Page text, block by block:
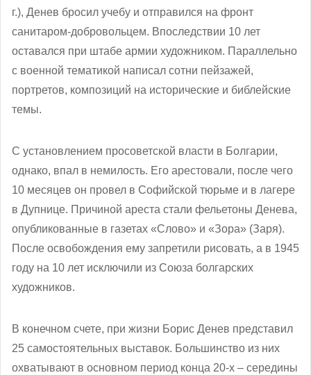
г.), Денев бросил учебу и отправился на фронт
санитаром-добровольцем. Впоследствии 10 лет
оставался при штабе армии художником. Параллельно
с военной тематикой написал сотни пейзажей,
портретов, композиций на исторические и библейские
темы.
С установлением просоветской власти в Болгарии,
однако, впал в немилость. Его арестовали, после чего
10 месяцев он провел в Софийской тюрьме и в лагере
в Дупнице. Причиной ареста стали фельетоны Денева,
опубликованные в газетах «Слово» и «Зора» (Заря).
После освобождения ему запретили рисовать, а в 1945
году на 10 лет исключили из Союза болгарских
художников.
В конечном счете, при жизни Борис Денев представил
25 самостоятельных выставок. Большинство из них
охватывают в основном период конца 20-х – середины